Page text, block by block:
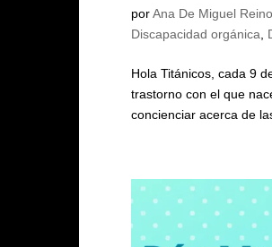
porAna De Miguel
Discapacidad orgánica
Hola Titánicos, cada 9
trastorno con el que
concienciar acerca de